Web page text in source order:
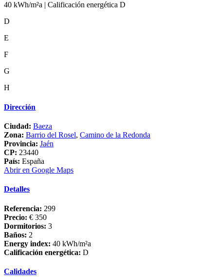
40 kWh/m²a | Calificación energética D
D
E
F
G
H
Dirección
Ciudad: Baeza
Zona: Barrio del Rosel, Camino de la Redonda
Provincia: Jaén
CP: 23440
País: España
Abrir en Google Maps
Detalles
Referencia: 299
Precio: € 350
Dormitorios: 3
Baños: 2
Energy index: 40 kWh/m²a
Calificación energética: D
Calidades